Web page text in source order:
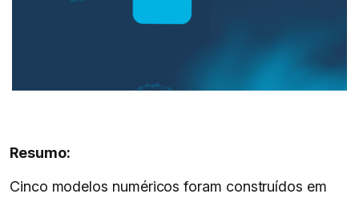
Resumo:
Cinco modelos numéricos foram construídos em